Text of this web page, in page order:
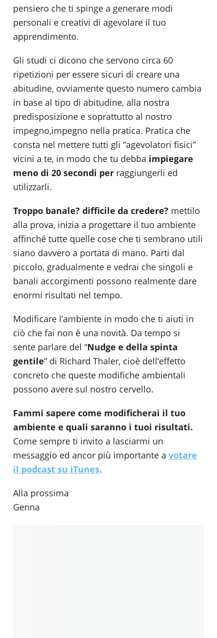
pensiero che ti spinge a generare modi
personali e creativi di agevolare il tuo
apprendimento.
Gli studi ci dicono che servono circa 60
ripetizioni per essere sicuri di creare una
abitudine, ovviamente questo numero cambia
in base al tipo di abitudine, alla nostra
predisposizione e soprattutto al nostro
impegno,impegno nella pratica. Pratica che
consta nel mettere tutti gli “agevolatori fisici”
vicini a te, in modo che tu debba impiegare
meno di 20 secondi per raggiungerli ed
utilizzarli.
Troppo banale? difficile da credere? mettilo
alla prova, inizia a progettare il tuo ambiente
affinché tutte quelle cose che ti sembrano utili
siano davvero a portata di mano. Parti dal
piccolo, gradualmente e vedrai che singoli e
banali accorgimenti possono realmente dare
enormi risultati nel tempo.
Modificare l’ambiente in modo che ti aiuti in
ciò che fai non è una novità. Da tempo si
sente parlare del “Nudge e della spinta
gentile” di Richard Thaler, cioè dell’effetto
concreto che queste modifiche ambientali
possono avere sul nostro cervello.
Fammi sapere come modificherai il tuo
ambiente e quali saranno i tuoi risultati.
Come sempre ti invito a lasciarmi un
messaggio ed ancor più importante a votare
il podcast su iTunes.
Alla prossima
Genna